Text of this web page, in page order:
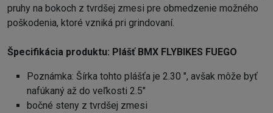
pruhy na bokoch z tvrdšej zmesi pre obmedzenie možného
poškodenia, ktoré vzniká pri grindovaní.
Špecifikácia produktu: Plášť BMX FLYBIKES FUEGO
Poznámka: Šírka tohto plášťa je 2.30 ", avšak môže byť
nafúkaný až do veľkosti 2.5"
bočné steny z tvrdšej zmesi